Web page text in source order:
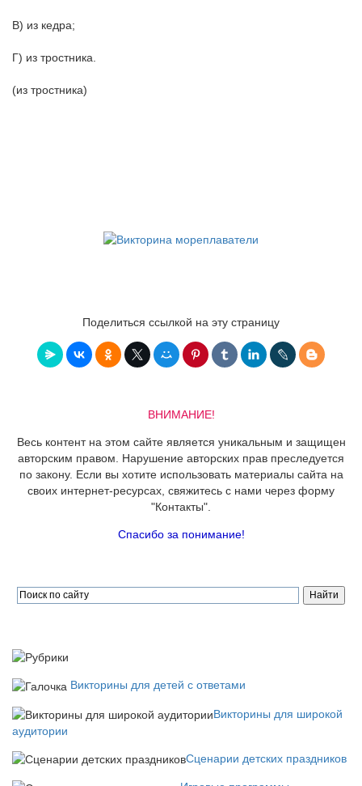
В) из кедра;
Г) из тростника.
(из тростника)
Поделиться ссылкой на эту страницу
ВНИМАНИЕ!
Весь контент на этом сайте является уникальным и защищен
авторским правом. Нарушение авторских прав преследуется
по закону. Если вы хотите использовать материалы сайта на
своих интернет-ресурсах, свяжитесь с нами через форму
"Контакты".
Спасибо за понимание!
Викторины для детей с ответами
Викторины для широкой
аудитории
Сценарии детских праздников